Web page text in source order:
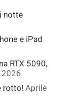
notte
e iPad
RTX 5090,
2026
rotto! Aprile